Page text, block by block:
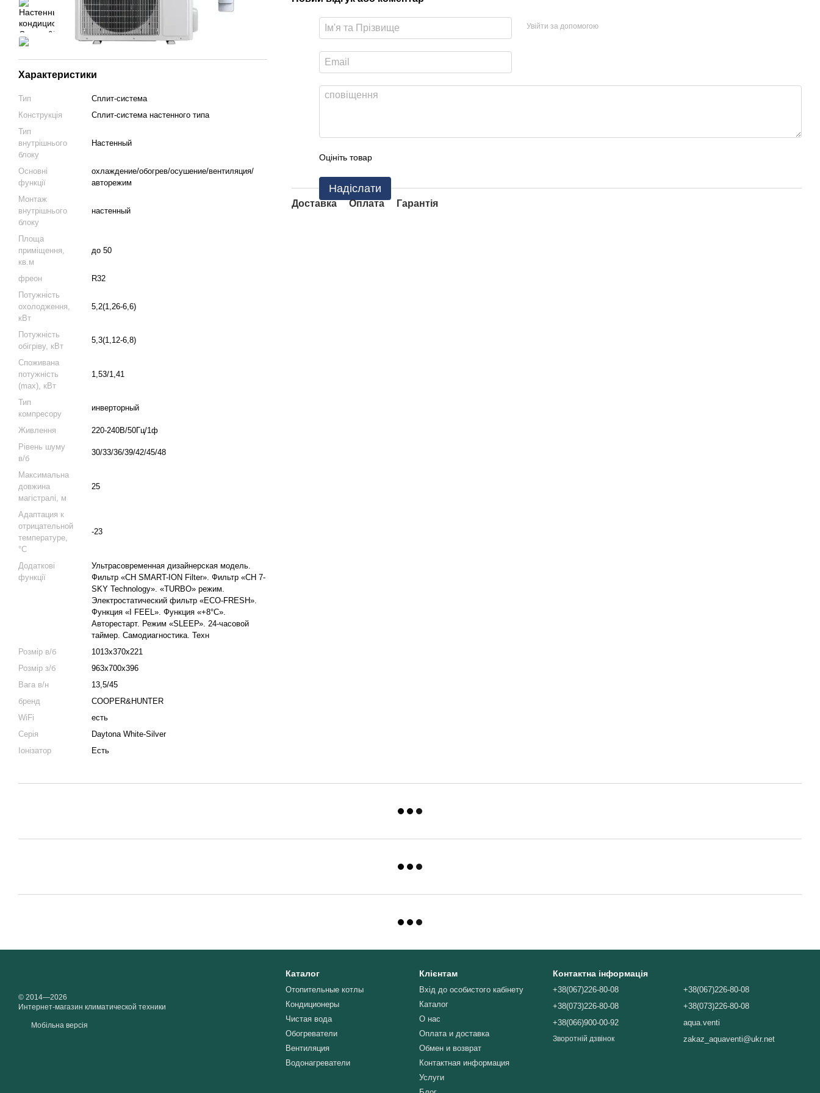
Характеристики
Тип
Сплит-система
Конструкція
Cплит-система настенного типа
Тип
внутрішнього
блоку
Настенный
Основні
функції
охлаждение/обогрев/осушение/вентиляция/
авторежим
Монтаж
внутрішнього
блоку
настенный
Площа
приміщення,
кв.м
до 50
фреон
R32
Потужність
охолодження,
кВт
5,2(1,26-6,6)
Потужність
обігріву, кВт
5,3(1,12-6,8)
Споживана
потужність
(max), кВт
1,53/1,41
Тип
компресору
инверторный
Живлення
220-240В/50Гц/1ф
Рівень шуму
в/б
30/33/36/39/42/45/48
Максимальна
довжина
магістралі, м
25
Адаптация к
отрицательной
температуре,
°C
-23
Додаткові
функції
Ультрасовременная дизайнерская модель.
Фильтр «CH SMART-ION Filter». Фильтр «CH 7-
SKY Technology». «TURBO» режим.
Электростатический фильтр «ЕСО-FRESH».
Функция «I FEEL». Функция «+8°С».
Авторестарт. Режим «SLЕЕР». 24-часовой
таймер. Самодиагностика. Техн
Розмір в/б
1013x370x221
Розмір з/б
963x700x396
Вага в/н
13,5/45
бренд
COOPER&HUNTER
WiFi
есть
Серія
Daytona White-Silver
Іонізатор
Есть
Увійти за допомогою
Оцініть товар
Надіслати
Доставка Оплата Гарантія
© 2014—2026
Интернет-магазин климатической техники
Мобільна версія
Каталог
Отопительные котлы
Кондиционеры
Чистая вода
Обогреватели
Вентиляция
Водонагреватели
Клієнтам
Вхід до особистого кабінету
Каталог
О нас
Оплата и доставка
Обмен и возврат
Контактная информация
Услуги
Контактна інформація
+38(067)226-80-08
+38(073)226-80-08
+38(066)900-00-92
Зворотній дзвінок
+38(067)226-80-08
+38(073)226-80-08
aqua.venti
zakaz_aquaventi@ukr.net